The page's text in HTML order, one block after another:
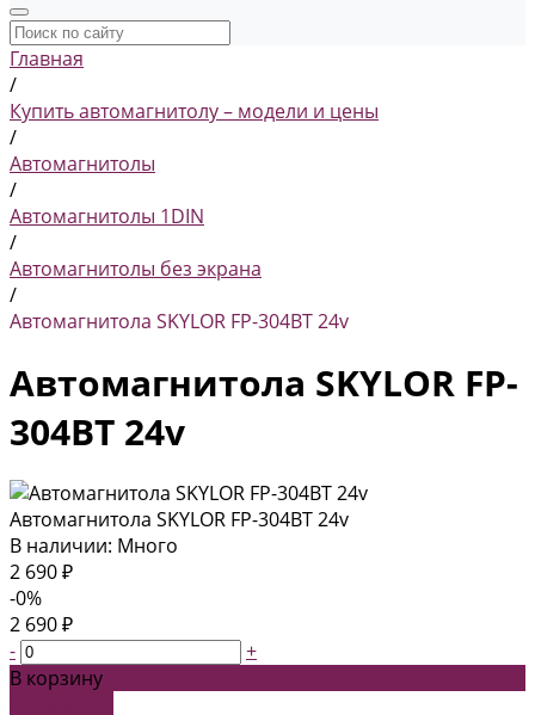
Главная
/
Купить автомагнитолу – модели и цены
/
Автомагнитолы
/
Автомагнитолы 1DIN
/
Автомагнитолы без экрана
/
Автомагнитола SKYLOR FP-304BT 24v
Автомагнитола SKYLOR FP-
304BT 24v
Автомагнитола SKYLOR FP-304BT 24v
В наличии: Много
2 690 ₽
-0%
2 690 ₽
-
+
В корзину